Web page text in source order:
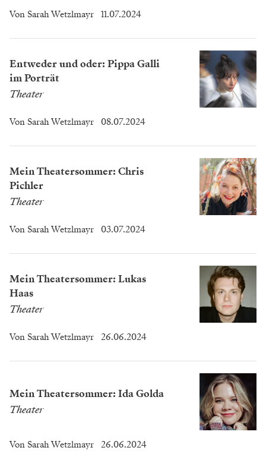
Von Sarah Wetzlmayr 11.07.2024
Entweder und oder: Pippa Galli
im Porträt
Theater
Von Sarah Wetzlmayr 08.07.2024
Mein Theatersommer: Chris
Pichler
Theater
Von Sarah Wetzlmayr 03.07.2024
Mein Theatersommer: Lukas
Haas
Theater
Von Sarah Wetzlmayr 26.06.2024
Mein Theatersommer: Ida Golda
Theater
Von Sarah Wetzlmayr 26.06.2024